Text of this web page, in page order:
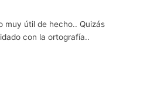
muy útil de hecho.. Quizás
con la ortografía..